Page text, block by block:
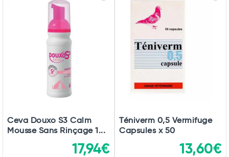
Ceva Douxo S3 Calm
Mousse Sans Rinçage 1...
17,94€
Téniverm 0,5 Vermifuge
Capsules x 50
13,60€